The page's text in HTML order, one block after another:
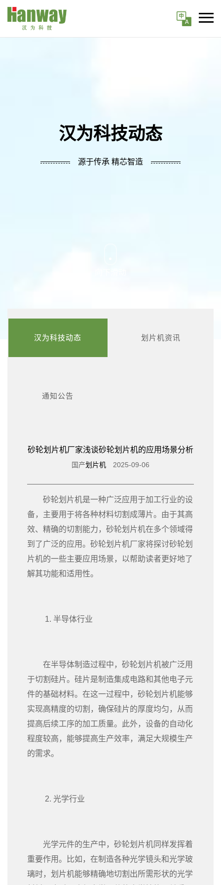
汉为科技动态
源于传承 精芯智造
汉为科技动态 划片机资讯
通知公告
砂轮划片机厂家浅谈砂轮划片机的应用场景分析
国产划片机 2025-09-06
砂轮划片机是一种广泛应用于加工行业的设
备，主要用于将各种材料切割成薄片。由于其高
效、精确的切割能力，砂轮划片机在多个领域得
到了广泛的应用。砂轮划片机厂家将探讨砂轮划
片机的一些主要应用场景，以帮助读者更好地了
解其功能和适用性。
1. 半导体行业
在半导体制造过程中，砂轮划片机被广泛用
于切割硅片。硅片是制造集成电路和其他电子元
件的基础材料。在这一过程中，砂轮划片机能够
实现高精度的切割，确保硅片的厚度均匀，从而
提高后续工序的加工质量。此外，设备的自动化
程度较高，能够提高生产效率，满足大规模生产
的需求。
2. 光学行业
光学元件的生产中，砂轮划片机同样发挥着
重要作用。比如，在制造各种光学镜头和光学玻
璃时，划片机能够精确地切割出所需形状的光学